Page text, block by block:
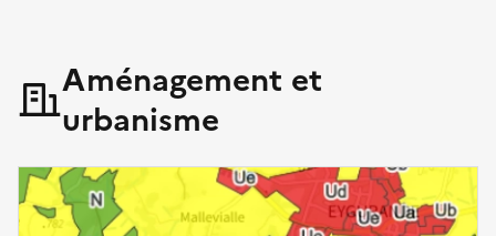
Aménagement et
urbanisme